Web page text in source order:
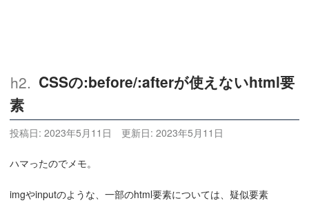
CSSの:before/:afterが使えないhtml要
素
投稿日: 2023年5月11日 更新日: 2023年5月11日
ハマったのでメモ。
imgやinputのような、一部のhtml要素については、疑似要素